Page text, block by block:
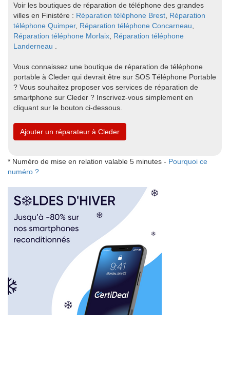
Voir les boutiques de réparation de téléphone des grandes
villes en Finistère : Réparation téléphone Brest Réparation
téléphone Quimper, Réparation téléphone Concarneau
Réparation téléphone Morlaix Réparation téléphone
Landerneau
Vous connaissez une boutique de réparation de téléphone
portable à Cleder qui devrait être sur SOS Téléphone Portable
? Vous souhaitez proposer vos services de réparation de
smartphone sur Cleder ? Inscrivez-vous simplement en
cliquant sur le bouton ci-dessous.
Ajouter un réparateur à Cleder
* Numéro de mise en relation valable 5 minutes - Pourquoi ce
numéro ?